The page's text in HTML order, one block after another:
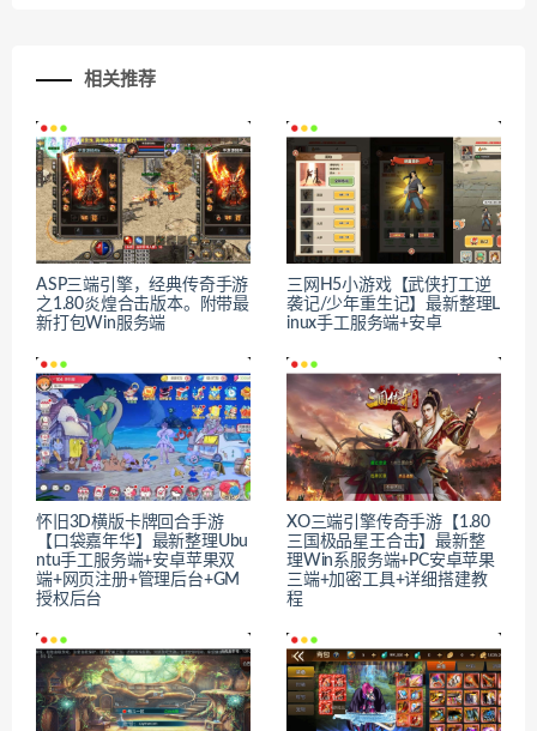
相关推荐
ASP三端引擎，经典传奇手游
之1.80炎煌合击版本。附带最
新打包Win服务端
三网H5小游戏【武侠打工逆
袭记/少年重生记】最新整理L
inux手工服务端+安卓
怀旧3D横版卡牌回合手游
【口袋嘉年华】最新整理Ubu
ntu手工服务端+安卓苹果双
端+网页注册+管理后台+GM
授权后台
XO三端引擎传奇手游【1.80
三国极品星王合击】最新整
理Win系服务端+PC安卓苹果
三端+加密工具+详细搭建教
程